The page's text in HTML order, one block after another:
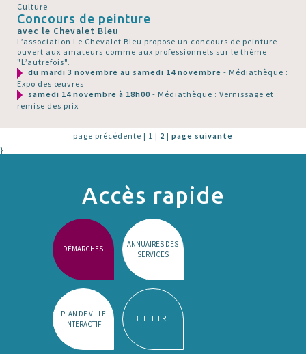
Culture
Concours de peinture
avec le Chevalet Bleu
L’association Le Chevalet Bleu propose un concours de peinture
ouvert aux amateurs comme aux professionnels sur le thème
"L’autrefois".
du mardi 3 novembre au samedi 14 novembre - Médiathèque :
Expo des œuvres
samedi 14 novembre à 18h00 - Médiathèque : Vernissage et
remise des prix
page précédente | 1 | 2 | page suivante
}
Accès rapide
DÉMARCHES
ANNUAIRES DES
SERVICES
PLAN DE VILLE
INTERACTIF
BILLETTERIE